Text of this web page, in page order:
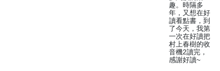
趣。時隔多
年，又想在好
讀看點書，到
了今天，我第
一次在好讀把
村上春樹的收
音機2讀完，
感謝好讀~